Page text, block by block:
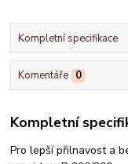
Kompletní specifikace
Komentáře 0
Kompletní
Pro lepší přilnavost a